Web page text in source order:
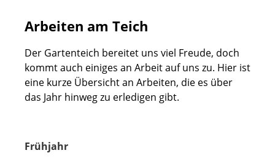
Arbeiten am Teich
Der Gartenteich bereitet uns viel Freude, doch
kommt auch einiges an Arbeit auf uns zu. Hier ist
eine kurze Übersicht an Arbeiten, die es über
das Jahr hinweg zu erledigen gibt.
Frühjahr